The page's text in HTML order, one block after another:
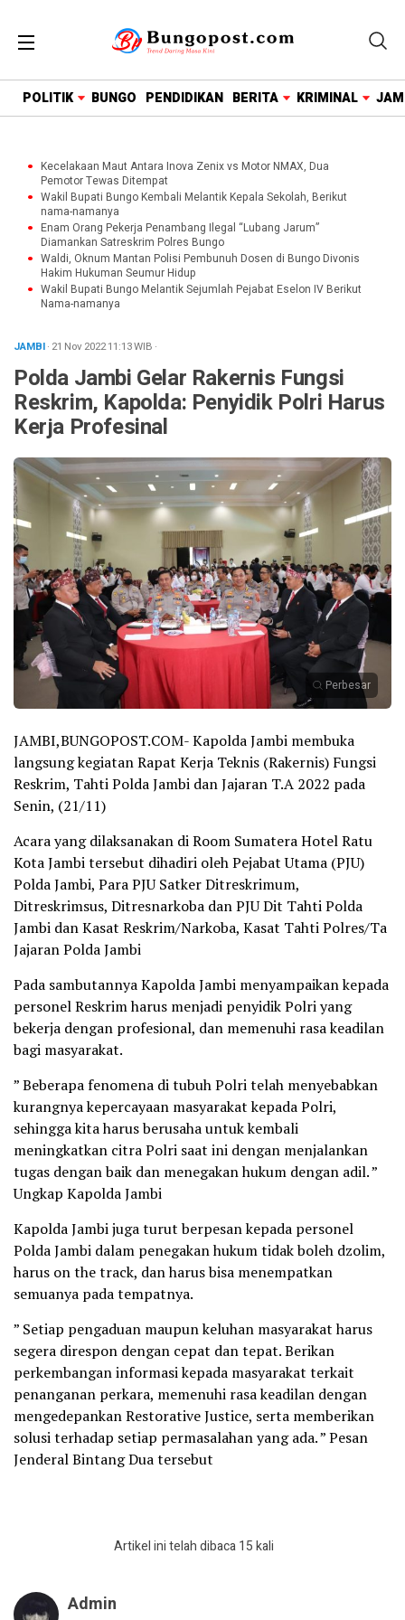
f08c47fec0942fa0
POLITIK BUNGO PENDIDIKAN BERITA KRIMINAL
Kecelakaan Maut Antara Inova Zenix vs Motor NMAX, Dua
Pemotor Tewas Ditempat
Wakil Bupati Bungo Kembali Melantik Kepala Sekolah, Berikut
nama-namanya
Enam Orang Pekerja Penambang Ilegal “Lubang Jarum”
Diamankan Satreskrim Polres Bungo
Waldi, Oknum Mantan Polisi Pembunuh Dosen di Bungo Divonis
Hakim Hukuman Seumur Hidup
Wakil Bupati Bungo Melantik Sejumlah Pejabat Eselon IV Berikut
Nama-namanya
JAMBI· 21 Nov 202211:13WIB ·
Polda Jambi Gelar Rakernis Fungsi
Reskrim, Kapolda: Penyidik Polri Harus
Kerja Profesinal
Perbesar
JAMBI,BUNGOPOST.COM- Kapolda Jambi membuka
langsung kegiatan Rapat Kerja Teknis (Rakernis) Fungsi
Reskrim, Tahti Polda Jambi dan Jajaran T.A 2022 pada
Senin, (21/11)
Acara yang dilaksanakan di Room Sumatera Hotel Ratu
Kota Jambi tersebut dihadiri oleh Pejabat Utama (PJU)
Polda Jambi, Para PJU Satker Ditreskrimum,
Ditreskrimsus, Ditresnarkoba dan PJU Dit Tahti Polda
Jambi dan Kasat Reskrim/Narkoba, Kasat Tahti Polres/Ta
Jajaran Polda Jambi
Pada sambutannya Kapolda Jambi menyampaikan kepada
personel Reskrim harus menjadi penyidik Polri yang
bekerja dengan profesional, dan memenuhi rasa keadilan
bagi masyarakat.
” Beberapa fenomena di tubuh Polri telah menyebabkan
kurangnya kepercayaan masyarakat kepada Polri,
sehingga kita harus berusaha untuk kembali
meningkatkan citra Polri saat ini dengan menjalankan
tugas dengan baik dan menegakan hukum dengan adil. ”
Ungkap Kapolda Jambi
Kapolda Jambi juga turut berpesan kepada personel
Polda Jambi dalam penegakan hukum tidak boleh dzolim,
harus on the track, dan harus bisa menempatkan
semuanya pada tempatnya.
” Setiap pengaduan maupun keluhan masyarakat harus
segera direspon dengan cepat dan tepat. Berikan
perkembangan informasi kepada masyarakat terkait
penanganan perkara, memenuhi rasa keadilan dengan
mengedepankan Restorative Justice, serta memberikan
solusi terhadap setiap permasalahan yang ada. ” Pesan
Jenderal Bintang Dua tersebut
Artikel ini telah dibaca 15 kali
Admin